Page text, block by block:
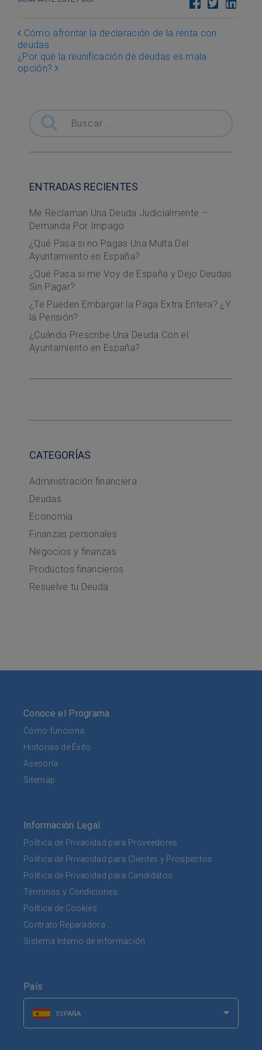
Post navigation
Cómo afrontar la declaración de la renta con
deudas
¿Por qué la reunificación de deudas es mala
opción?
Buscar
ENTRADAS RECIENTES
Me Reclaman Una Deuda Judicialmente –
Demanda Por Impago
¿Qué Pasa si no Pagas Una Multa Del
Ayuntamiento en España?
¿Qué Pasa si me Voy de España y Dejo Deudas
Sin Pagar?
¿Te Pueden Embargar la Paga Extra Entera? ¿Y
la Pensión?
¿Cuándo Prescribe Una Deuda Con el
Ayuntamiento en España?
CATEGORÍAS
Administración financiera
Deudas
Economía
Finanzas personales
Negocios y finanzas
Productos financieros
Resuelve tu Deuda
Conoce el Programa
Cómo funciona
Historias de Éxito
Asesoría
Sitemap
Información Legal
Política de Privacidad para Proveedores
Política de Privacidad para Clientes y Prospectos
Política de Privacidad para Candidatos
Términos y Condiciones
Política de Cookies
Contrato Reparadora
Sistema Interno de información
País
ESPAÑA